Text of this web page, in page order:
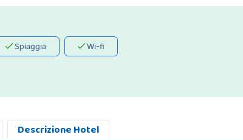
Spiaggia Wi-fi
Descrizione Hotel